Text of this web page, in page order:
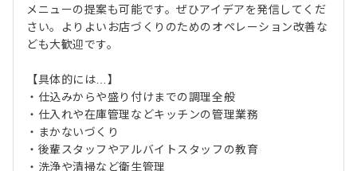
メニューの提案も可能です。ぜひアイデアを発信してくだ
さい。よりよいお店づくりのためのオペレーション改善な
ども大歓迎です。
【具体的には…】
・仕込みからや盛り付けまでの調理全般
・仕入れや在庫管理などキッチンの管理業務
・まかないづくり
・後輩スタッフやアルバイトスタッフの教育
・洗浄や清掃など衛生管理